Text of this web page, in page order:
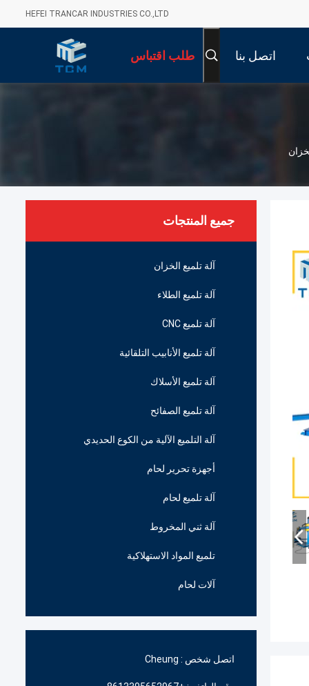
HEFEI TRANCAR INDUSTRIES CO.,LTD
اتصل بنا طلب اقتباس
جميع المنتجات
آلة تلميع الخزان
آلة تلميع الطلاء
آلة تلميع CNC
آلة تلميع الأنابيب التلقائية
آلة تلميع الأسلاك
آلة تلميع الصفائح
آلة التلميع الآلية من الكوع الحديدي
أجهزة تحرير لحام
آلة تلميع لحام
آلة ثني المخروط
تلميع المواد الاستهلاكية
آلات لحام
اتصل شخص : Cheung